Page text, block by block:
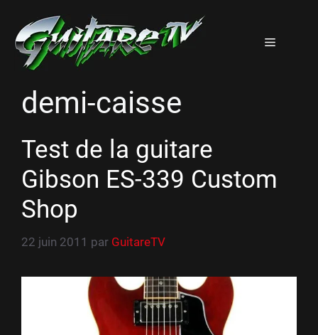
contenu
Menu
demi-caisse
Test de la guitare
Gibson ES-339 Custom
Shop
22 juin 2011 par GuitareTV